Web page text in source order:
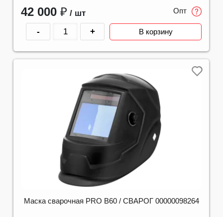
42 000 ₽ / шт Опт
- + В корзину
Маска сварочная PRO B60 / СВАРОГ 00000098264